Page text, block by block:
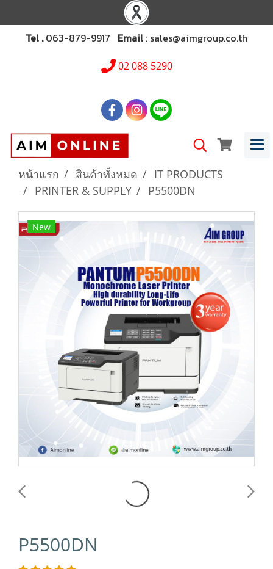
Tel .063-879-9917 Email : sales@aimgroup.co.th
02 088 5290
หน้าแรก สินค้าทั้งหมด
IT PRODUCTS
PRINTER & SUPPLY
P5500DN
New
P5500DN